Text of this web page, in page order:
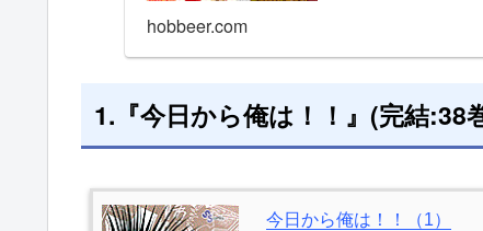
hobbeer.com
1.『今日から俺は！！』(完結:38
今日から俺は！！（1）